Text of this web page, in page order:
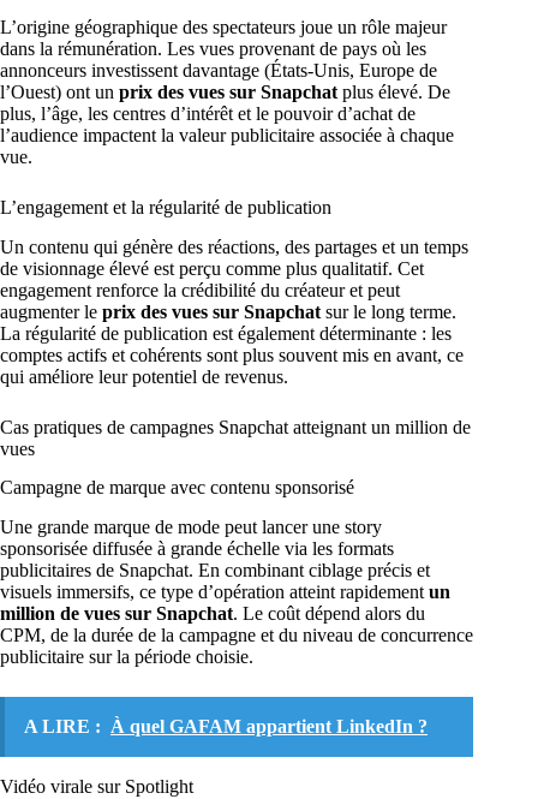
L’origine géographique des spectateurs joue un rôle majeur
dans la rémunération. Les vues provenant de pays où les
annonceurs investissent davantage (États-Unis, Europe de
l’Ouest) ont un prix des vues sur Snapchat plus élevé. De
plus, l’âge, les centres d’intérêt et le pouvoir d’achat de
l’audience impactent la valeur publicitaire associée à chaque
vue.
L’engagement et la régularité de publication
Un contenu qui génère des réactions, des partages et un temps
de visionnage élevé est perçu comme plus qualitatif. Cet
engagement renforce la crédibilité du créateur et peut
augmenter le prix des vues sur Snapchat sur le long terme.
La régularité de publication est également déterminante : les
comptes actifs et cohérents sont plus souvent mis en avant, ce
qui améliore leur potentiel de revenus.
Cas pratiques de campagnes Snapchat atteignant un million de
vues
Campagne de marque avec contenu sponsorisé
Une grande marque de mode peut lancer une story
sponsorisée diffusée à grande échelle via les formats
publicitaires de Snapchat. En combinant ciblage précis et
visuels immersifs, ce type d’opération atteint rapidement un
million de vues sur Snapchat. Le coût dépend alors du
CPM, de la durée de la campagne et du niveau de concurrence
publicitaire sur la période choisie.
A LIRE : À quel GAFAM appartient LinkedIn ?
Vidéo virale sur Spotlight